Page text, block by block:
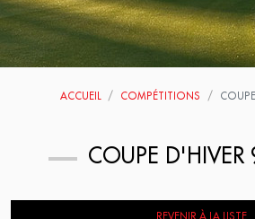
ACCUEIL COMPÉTITIONS
COUPE D'HIVER